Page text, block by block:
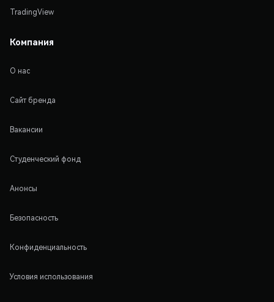
TradingView
Компания
О нас
Сайт бренда
Вакансии
Студенческий фонд
Анонсы
Безопасность
Конфиденциальность
Условия использования